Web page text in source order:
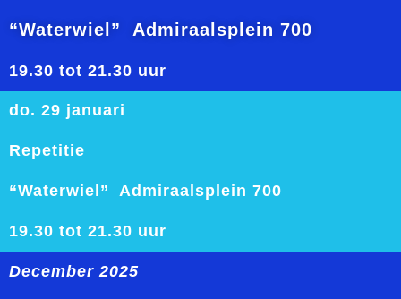
“Waterwiel” Admiraalsplein 700
19.30 tot 21.30 uur
do. 29 januari
Repetitie
“Waterwiel” Admiraalsplein 700
19.30 tot 21.30 uur
December 2025